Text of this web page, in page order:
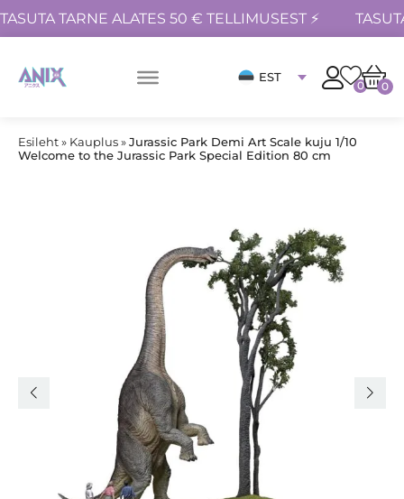
TASUTA TARNE ALATES 50 € TELLIMUSEST ⚡
EST
0 0
Esileht» Kauplus»Jurassic Park Demi Art Scale kuju 1/10
Welcome to the Jurassic Park Special Edition 80 cm